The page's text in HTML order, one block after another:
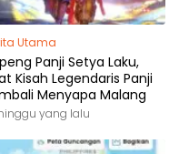
Utama
Panji Setya Laku,
Kisah Legendaris Panji
Menyapa Malang
yang lalu